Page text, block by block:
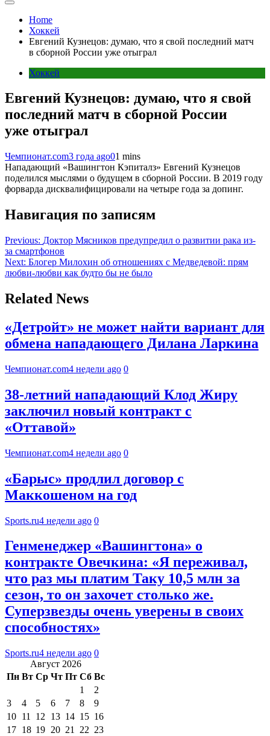
Home
Хоккей
Евгений Кузнецов: думаю, что я свой последний матч
в сборной России уже отыграл
Хоккей
Евгений Кузнецов: думаю, что я свой
последний матч в сборной России
уже отыграл
Чемпионат.com3 года ago01 mins
Нападающий «Вашингтон Кэпиталз» Евгений Кузнецов
поделился мыслями о будущем в сборной России. В 2019 году
форварда дисквалифицировали на четыре года за допинг.
Навигация по записям
Previous: Доктор Мясников предупредил о развитии рака из-
за смартфонов
Next: Блогер Милохин об отношениях с Медведевой: прям
любви-любви как будто бы не было
Related News
«Детройт» не может найти вариант для
обмена нападающего Дилана Ларкина
Чемпионат.com4 недели ago 0
38-летний нападающий Клод Жиру
заключил новый контракт с
«Оттавой»
Чемпионат.com4 недели ago 0
«Барыс» продлил договор с
Маккошеном на год
Sports.ru4 недели ago 0
Генменеджер «Вашингтона» о
контракте Овечкина: «Я переживал,
что раз мы платим Таку 10,5 млн за
сезон, то он захочет столько же.
Суперзвезды очень уверены в своих
способностях»
Sports.ru4 недели ago 0
Август 2026
Пн Вт Ср Чт Пт Сб Вс
1
2
3
4 5 6 7 8
9
10 11 12 13 14 15 16
17 18 19 20 21 22 23